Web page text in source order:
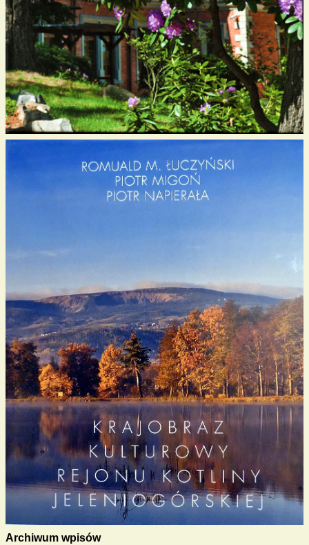
Archiwum wpisów